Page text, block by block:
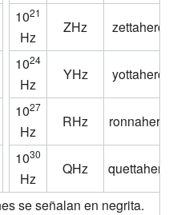
1021
Hz
ZHz
1024
Hz
YHz
1027
Hz
RHz
1030
Hz
QHz
se señalan en negrita.